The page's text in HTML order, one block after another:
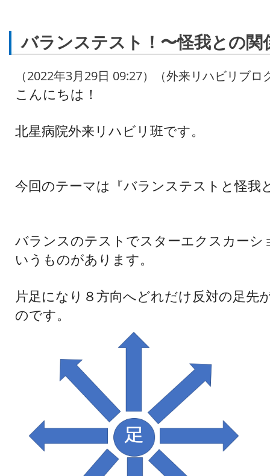
バランステスト！〜怪我との関
（2022年3月29日 09:27）（外来リハビリブロ
こんにちは！
北星病院外来リハビリ班です。
今回のテーマは『バランステストと怪我
バランスのテストでスターエクスカーシ
いう ものがあります。
片足になり８方向へどれだけ反対の足先
のです。